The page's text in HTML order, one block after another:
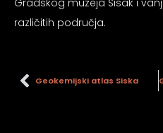
Gradskog muzeja Sisak i
različitih područja.
Geokemijski atlas Siska